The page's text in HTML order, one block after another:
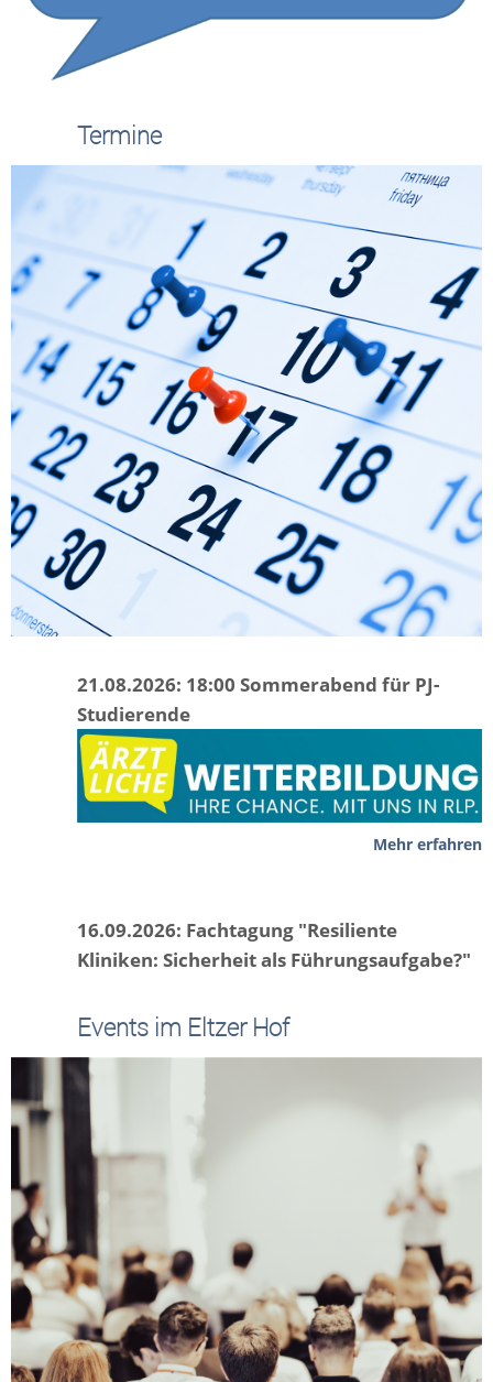
Termine
21.08.2026: 18:00 Sommerabend für PJ-
Studierende
Mehr erfahren
16.09.2026: Fachtagung "Resiliente
Kliniken: Sicherheit als Führungsaufgabe?"
Events im Eltzer Hof